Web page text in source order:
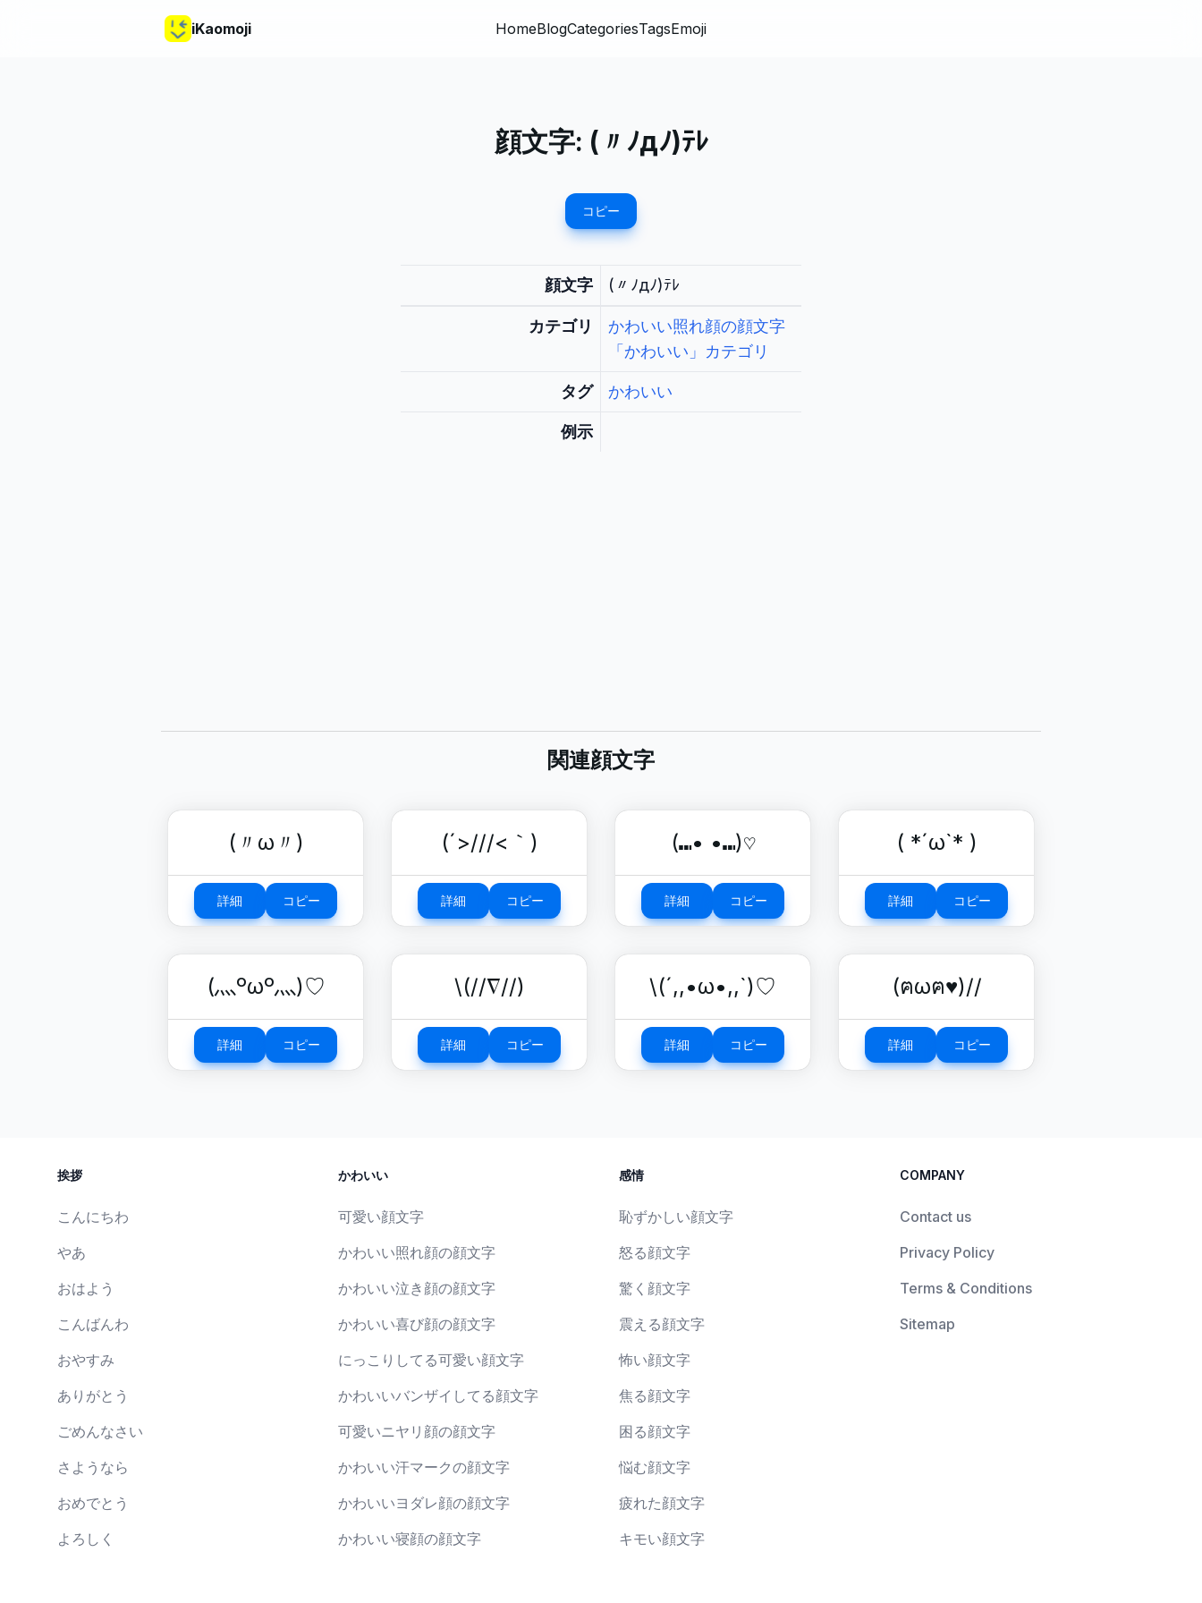
iKaomoji HomeBlogCategoriesTagsEmoji
顔文字: (〃ﾉдﾉ)ﾃﾚ
コピー
顔文字 (〃ﾉдﾉ)ﾃﾚ
カテゴリ
かわいい照れ顔の顔文字
「かわいい」カテゴリ
タグ かわいい
例示
関連顔文字
(〃ω〃)
詳細 コピー
(´>///<｀)
詳細 コピー
(⑉• •⑉)♡
詳細 コピー
( *´ω`* )
詳細 コピー
(灬ºωº灬)♡
詳細 コピー
\(//∇//)
詳細 コピー
\(´,,•ω•,,`)♡
詳細 コピー
(ฅωฅ♥)//
詳細 コピー
挨拶
こんにちわ
やあ
おはよう
こんばんわ
おやすみ
ありがとう
ごめんなさい
さようなら
おめでとう
よろしく
かわいい
可愛い顔文字
かわいい照れ顔の顔文字
かわいい泣き顔の顔文字
かわいい喜び顔の顔文字
にっこりしてる可愛い顔文字
かわいいバンザイしてる顔文字
可愛いニヤリ顔の顔文字
かわいい汗マークの顔文字
かわいいヨダレ顔の顔文字
かわいい寝顔の顔文字
感情
恥ずかしい顔文字
怒る顔文字
驚く顔文字
震える顔文字
怖い顔文字
焦る顔文字
困る顔文字
悩む顔文字
疲れた顔文字
キモい顔文字
COMPANY
Contact us
Privacy Policy
Terms & Conditions
Sitemap